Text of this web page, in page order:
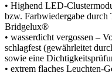
• Highend LED-
bzw. Farbwiedergabe
Bridgelux®
• wasserdicht vergossen –
schlagfest (gewährleitet
sowie eine
• extrem flaches Leuchten-